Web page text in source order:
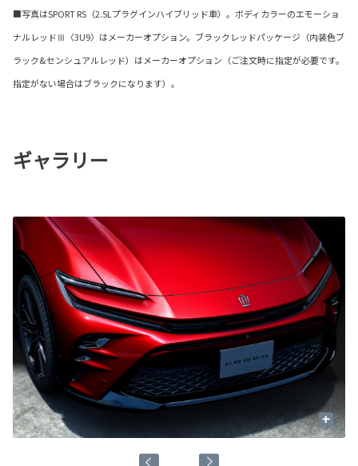
■写真はSPORT RS（2.5Lプラグインハイブリッド車）。ボディカラーのエモーショ
ナルレッドⅢ〈3U9〉はメーカーオプション。ブラックレッドパッケージ（内装色ブ
ラック&センシュアルレッド）はメーカーオプション（ご注文時に指定が必要です。
指定がない場合はブラックになります）。
ギャラリー
+